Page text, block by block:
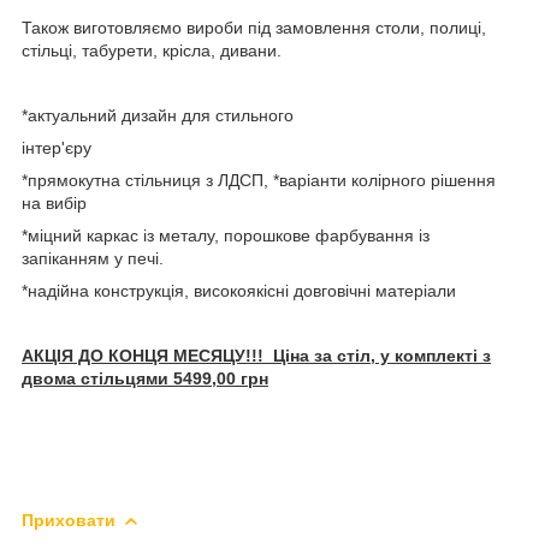
Також виготовляємо вироби під замовлення столи, полиці,
стільці, табурети, крісла, дивани.
*актуальний дизайн для стильного
інтер'єру
*прямокутна стільниця з ЛДСП, *варіанти колірного рішення
на вибір
*міцний каркас із металу, порошкове фарбування із
запіканням у печі.
*надійна конструкція, високоякісні довговічні матеріали
АКЦІЯ ДО КОНЦЯ МЕСЯЦУ!!! Ціна за стіл, у комплекті з
двома стільцями 5499,00 грн
Приховати